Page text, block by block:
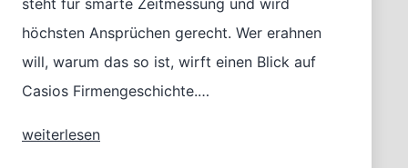
höchsten Ansprüchen gerecht. Wer erahnen
will, warum das so ist, wirft einen Blick auf
Casios Firmengeschichte.…
Casio
weiterlesen